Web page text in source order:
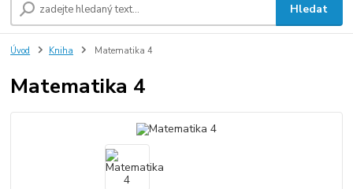
Hledat
Úvod Kniha Matematika 4
Matematika 4